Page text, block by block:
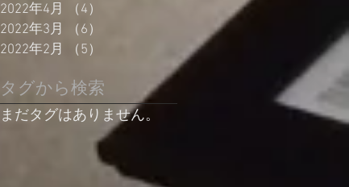
2022年4月
（4）
2022年3月
（6）
2022年2月
（5）
タグから検索
まだタグはありません。